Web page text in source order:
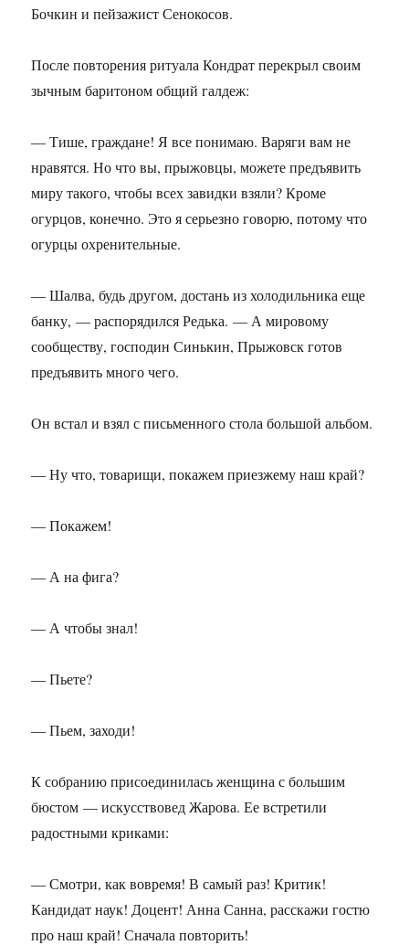
Бочкин и пейзажист Сенокосов.
После повторения ритуала Кондрат перекрыл своим
зычным баритоном общий галдеж:
— Тише, граждане! Я все понимаю. Варяги вам не
нравятся. Но что вы, прыжовцы, можете предъявить
миру такого, чтобы всех завидки взяли? Кроме
огурцов, конечно. Это я серьезно говорю, потому что
огурцы охренительные.
— Шалва, будь другом, достань из холодильника еще
банку, — распорядился Редька. — А мировому
сообществу, господин Синькин, Прыжовск готов
предъявить много чего.
Он встал и взял с письменного стола большой альбом.
— Ну что, товарищи, покажем приезжему наш край?
— Покажем!
— А на фига?
— А чтобы знал!
— Пьете?
— Пьем, заходи!
К собранию присоединилась женщина с большим
бюстом — искусствовед Жарова. Ее встретили
радостными криками:
— Смотри, как вовремя! В самый раз! Критик!
Кандидат наук! Доцент! Анна Санна, расскажи гостю
про наш край! Сначала повторить!